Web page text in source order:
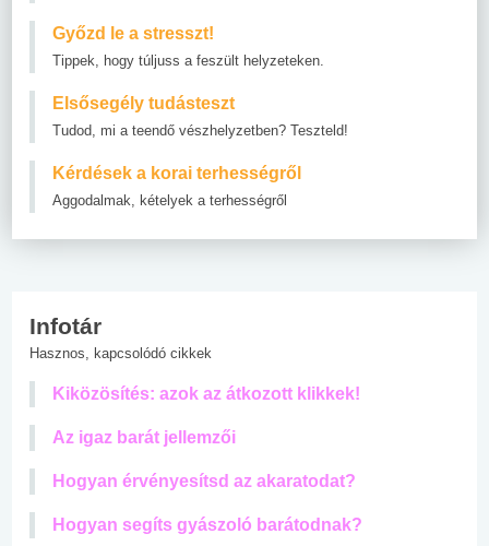
Győzd le a stresszt!
Tippek, hogy túljuss a feszült helyzeteken.
Elsősegély tudásteszt
Tudod, mi a teendő vészhelyzetben? Teszteld!
Kérdések a korai terhességről
Aggodalmak, kételyek a terhességről
Infotár
Hasznos, kapcsolódó cikkek
Kiközösítés: azok az átkozott klikkek!
Az igaz barát jellemzői
Hogyan érvényesítsd az akaratodat?
Hogyan segíts gyászoló barátodnak?